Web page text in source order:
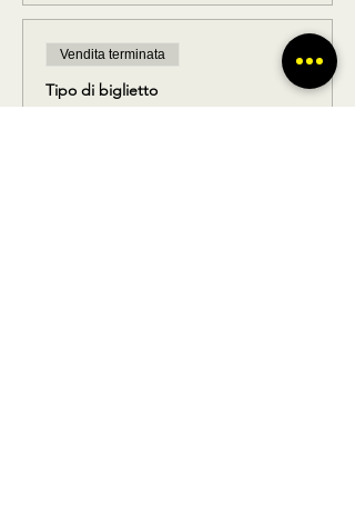
Vendita terminata
Tipo di biglietto